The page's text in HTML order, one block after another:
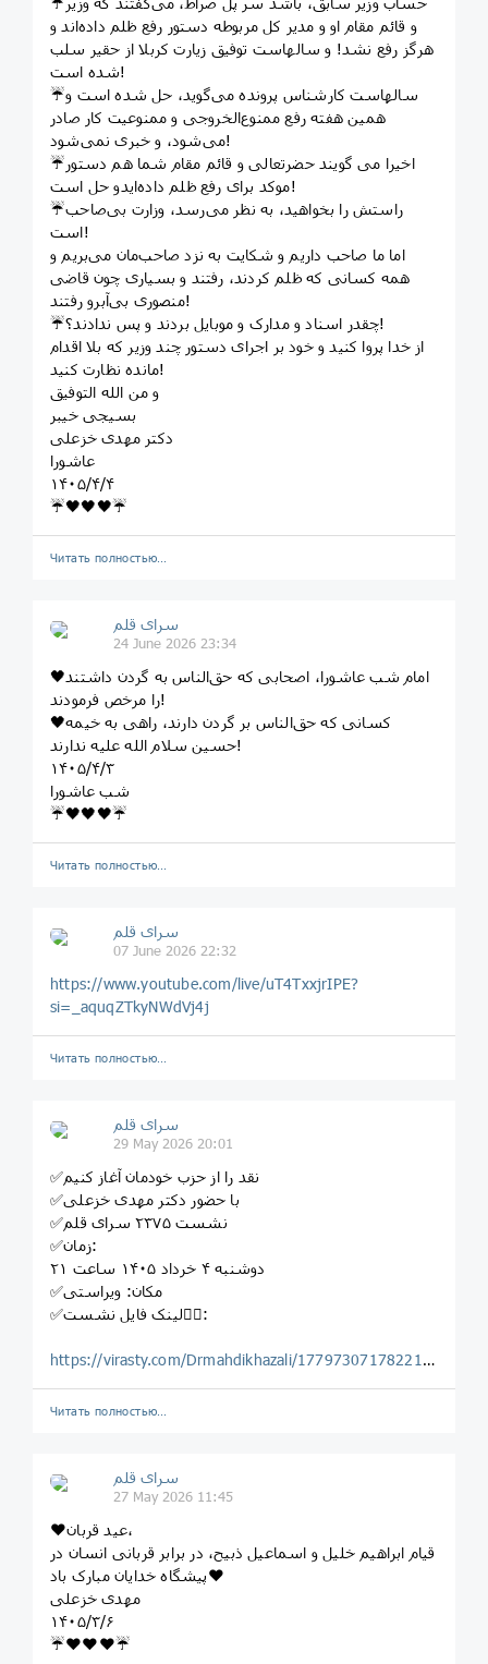
و قائم مقام او و مدیر کل مربوطه دستور رفع ظلم داده‌اند و
هرگز رفع نشد! و سالهاست توفیق زیارت کربلا از حقیر سلب
شده است!
☔️سالهاست کارشناس پرونده می‌گوید، حل شده است و
همین هفته رفع ممنوع‌الخروجی و ممنوعیت کار صادر
می‌شود، و خبری نمی‌شود!
☔️اخیرا می گویند حضرتعالی و قائم مقام شما هم دستور
موکد برای رفع ظلم داده‌ایدو حل است!
☔️راستش را بخواهید، به نظر می‌رسد، وزارت بی‌صاحب
است!
اما ما صاحب داریم و شکایت به نزد صاحب‌مان می‌بریم و
همه کسانی که ظلم کردند، رفتند و بسیاری چون قاضی
منصوری بی‌آبرو رفتند!
☔️چقدر اسناد و مدارک و موبایل بردند و پس ندادند؟!
از خدا پروا کنید و خود بر اجرای دستور چند وزیر که بلا اقدام
مانده نظارت کنید!
و من الله التوفیق
بسیجی خیبر
دکتر مهدی خزعلی
عاشورا
١۴٠۵/۴/۴
☔️🖤🖤🖤☔️
Читать полностью…
سرای قلم
24 June 2026 23:34
🖤امام شب عاشورا، اصحابی که حق‌الناس به گردن داشتند
را مرخص فرمودند!
🖤کسانی که حق‌الناس بر گردن دارند، راهی به خیمه
حسین سلام الله علیه ندارند!
۱۴۰۵/۴/۳
شب عاشورا
☔️🖤🖤🖤☔️
Читать полностью…
سرای قلم
07 June 2026 22:32
https://www.youtube.com/live/uT4TxxjrIPE?
si=_aquqZTkyNWdVj4j
Читать полностью…
سرای قلم
29 May 2026 20:01
✅نقد را از حزب خودمان آغاز کنیم
✅با حضور دکتر مهدی خزعلی
✅نشست ٢٣٧۵ سرای قلم
✅زمان:
دوشنبه ۴ خرداد ١۴٠۵ ساعت ٢١
✅مکان: ویراستی
✅لینک فایل نشست👇🏽:
https://virasty.com/Drmahdikhazali/1779730717822197192
Читать полностью…
سرای قلم
27 May 2026 11:45
❤️عید قربان،
قیام ابراهیم خلیل و اسماعیل ذبیح، در برابر قربانی انسان در
پیشگاه خدایان مبارک باد❤️
مهدی خزعلی
١۴٠۵/٣/۶
☔️❤️❤️❤️☔️